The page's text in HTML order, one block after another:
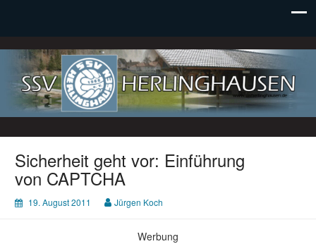
SSV Herlinghausen e. V.
Sicherheit geht vor: Einführung
von CAPTCHA
19. August 2011 Jürgen Koch
Werbung